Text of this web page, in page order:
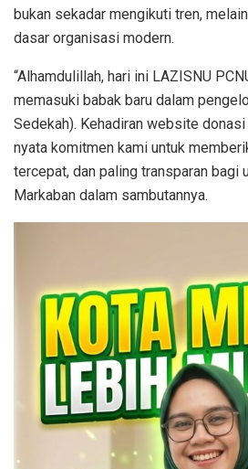
bukan sekadar mengikuti tren,
dasar organisasi modern.
“Alhamdulillah, hari ini LAZISNU
memasuki babak baru dalam
Sedekah). Kehadiran website
nyata komitmen kami untuk
tercepat, dan paling transparan bagi
Markaban dalam sambutannya.